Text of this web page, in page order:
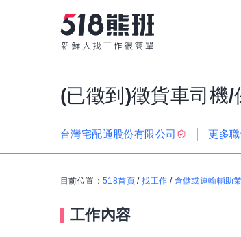
(已徵到)徵貨車司機/
台灣宅配通股份有限公司 更多
目前位置： 518首頁 /找工作 / 倉儲或運輸輔助業
工作內容